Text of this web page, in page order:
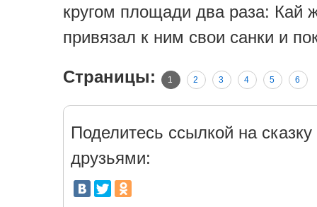
кругом площади два раза: Кай
привязал к ним свои санки и
Страницы: 1 2 3 4 5 6
Поделитесь ссылкой на сказку
друзьями: